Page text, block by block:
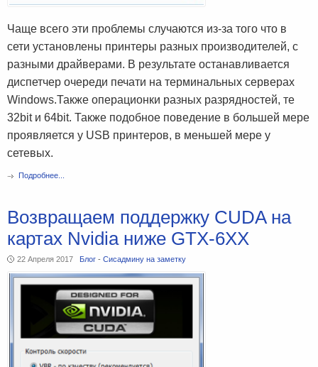
Чаще всего эти проблемы случаются из-за того что в
сети установлены принтеры разных производителей, с
разными драйверами. В результате останавливается
диспетчер очереди печати на терминальных серверах
Windows.Также операционки разных разрядностей, те
32bit и 64bit. Также подобное поведение в большей мере
проявляется у USB принтеров, в меньшей мере у
сетевых.
Подробнее...
Возвращаем поддержку CUDA на
картах Nvidia ниже GTX-6XX
22 Апреля 2017 Блог - Сисадмину на заметку